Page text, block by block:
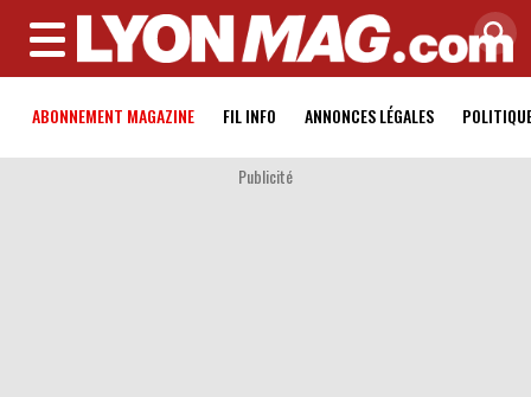
MENU
ABONNEMENT MAGAZINE FIL INFO ANNONCES LÉGALES
Publicité